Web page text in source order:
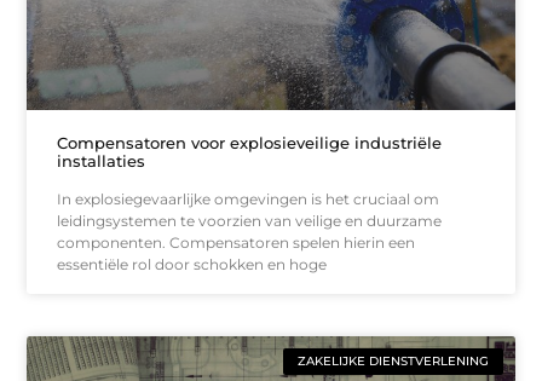
Compensatoren voor explosieveilige industriële
installaties
In explosiegevaarlijke omgevingen is het cruciaal om
leidingsystemen te voorzien van veilige en duurzame
componenten. Compensatoren spelen hierin een
essentiële rol door schokken en hoge
ZAKELIJKE DIENSTVERLENING